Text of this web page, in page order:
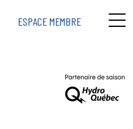
ESPACE MEMBRE